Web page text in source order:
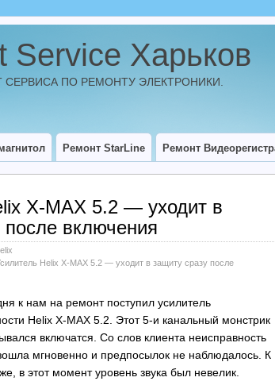
Service Харьков
СЕРВИСА ПО РЕМОНТУ ЭЛЕКТРОНИКИ.
Ремонт StarLine Ремонт
X-MAX 5.2 — уходит в
после включения
Helix X-MAX 5.2 — уходит в защиту сразу после
к нам на ремонт поступил усилитель
Helix X-MAX 5.2. Этот 5-и канальный монстрик
включатся. Со слов клиента неисправность
мгновенно и предпосылок не наблюдалось. К
в этот момент уровень звука был невелик.